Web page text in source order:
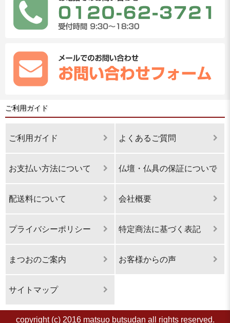
ご利用ガイド
ご利用ガイド よくあるご質問
お支払い方法について 仏壇・仏具の保証について
配送料について 会社概要
プライバシーポリシー 特定商法に基づく表記
まつおのご案内 お客様からの声
サイトマップ
copyright (c) 2016 matsuo butsudan all rights reserved.